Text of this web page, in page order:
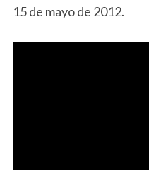
15 de mayo de 2012.